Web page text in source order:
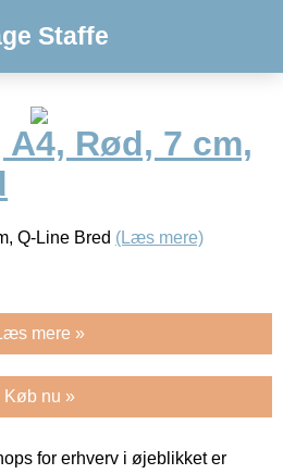
Staffe
Rød, 7 cm,
Q-Line Bred (Læs mere)
mere »
Køb nu »
for erhverv i øjeblikket er